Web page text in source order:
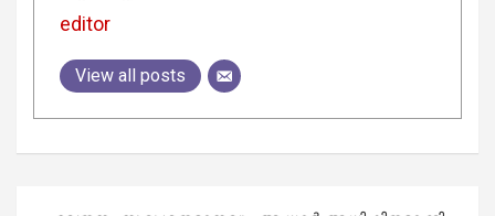
editor
View all posts